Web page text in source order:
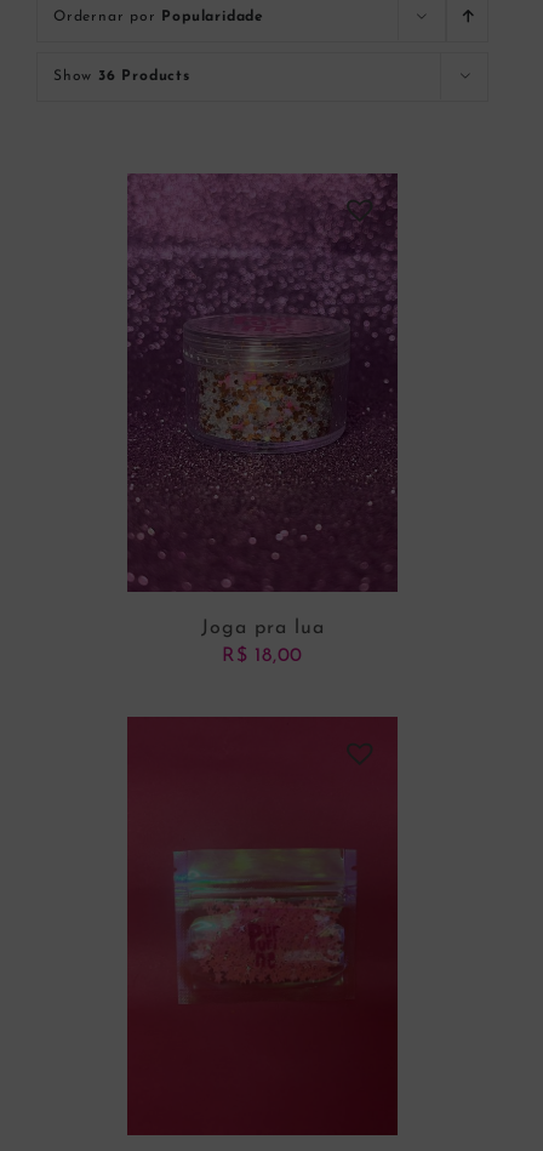
Ordernar por Popularidade
Show 36 Products
Joga pra lua
R$ 18,00